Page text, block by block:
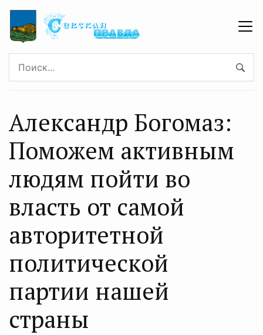
Александр Богомаз:
Поможем активным
людям пойти во
власть от самой
авторитетной
политической
партии нашей
страны